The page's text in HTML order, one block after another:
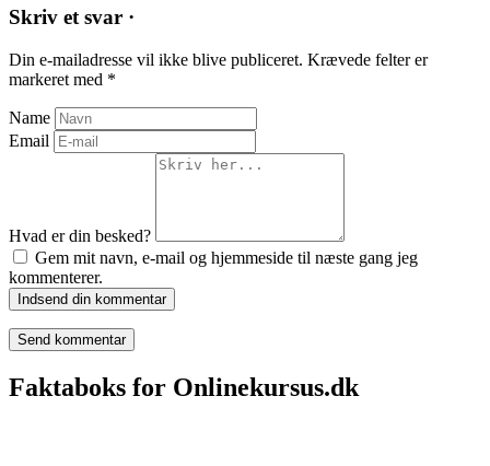
Skriv et svar ·
Din e-mailadresse vil ikke blive publiceret. Krævede felter er
markeret med *
Name
Email
Hvad er din besked?
Gem mit navn, e-mail og hjemmeside til næste gang jeg
kommenterer.
Indsend din kommentar
Faktaboks for Onlinekursus.dk